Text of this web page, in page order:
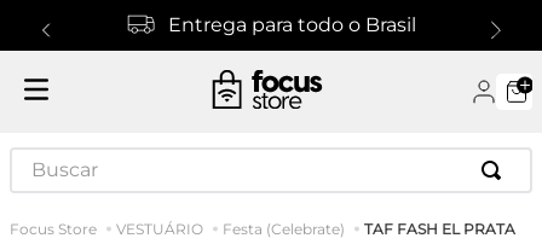
Entrega para todo o Brasil
Buscar
VESTUÁRIO Festa (Celebrate) TAF FASH EL PRATA